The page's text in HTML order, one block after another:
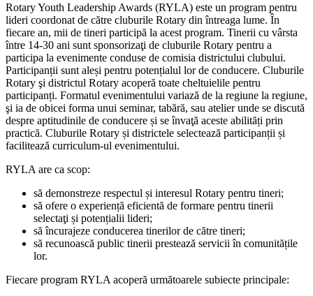
Rotary Youth Leadership Awards (RYLA) este un program pentru
lideri coordonat de către cluburile Rotary din întreaga lume. În
fiecare an, mii de tineri participă la acest program. Tinerii cu vârsta
între 14-30 ani sunt sponsorizaţi de cluburile Rotary pentru a
participa la evenimente conduse de comisia districtului clubului.
Participanții sunt aleși pentru potențialul lor de conducere. Cluburile
Rotary şi districtul Rotary acoperă toate cheltuielile pentru
participanți. Formatul evenimentului variază de la regiune la regiune,
şi ia de obicei forma unui seminar, tabără, sau atelier unde se discută
despre aptitudinile de conducere și se învaţă aceste abilități prin
practică. Cluburile Rotary și districtele selectează participanții și
facilitează curriculum-ul evenimentului.
RYLA are ca scop:
să demonstreze respectul și interesul Rotary pentru tineri;
să ofere o experiență eficientă de formare pentru tinerii
selectaţi și potențialii lideri;
să încurajeze conducerea tinerilor de către tineri;
să recunoască public tinerii prestează servicii în comunitățile
lor.
Fiecare program RYLA acoperă următoarele subiecte principale: